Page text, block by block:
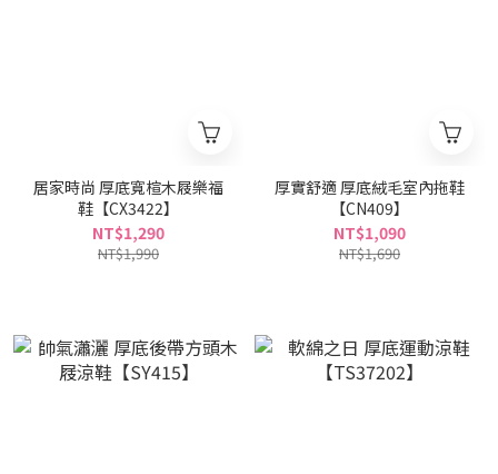
居家時尚 厚底寬楦木屐樂福
鞋【CX3422】
NT$1,290
NT$1,990
厚實舒適 厚底絨毛室內拖鞋
【CN409】
NT$1,090
NT$1,690